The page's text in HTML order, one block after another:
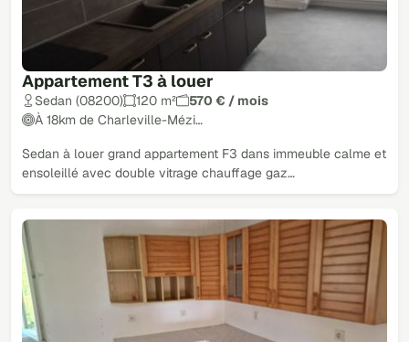
Appartement T3 à louer
Sedan (08200) 120 m²
570 € / mois
À 18km de Charleville-Mézi…
Sedan à louer grand appartement F3 dans immeuble calme et
ensoleillé avec double vitrage chauffage gaz…